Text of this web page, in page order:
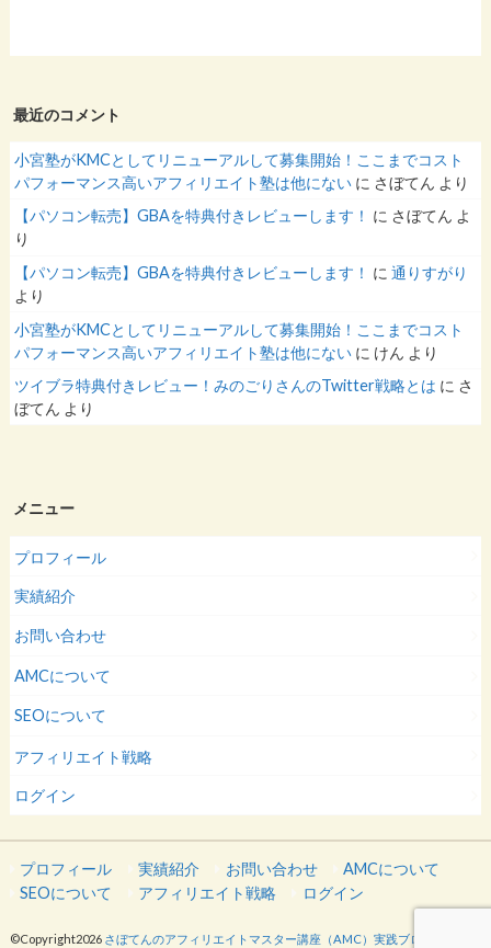
最近のコメント
小宮塾がKMCとしてリニューアルして募集開始！ここまでコスト
パフォーマンス高いアフィリエイト塾は他にない に さぼてん より
【パソコン転売】GBAを特典付きレビューします！ に さぼてん よ
り
【パソコン転売】GBAを特典付きレビューします！ に通りすがり
より
小宮塾がKMCとしてリニューアルして募集開始！ここまでコスト
パフォーマンス高いアフィリエイト塾は他にない に けん より
ツイブラ特典付きレビュー！みのごりさんのTwitter戦略とは に さ
ぼてん より
メニュー
プロフィール
実績紹介
お問い合わせ
AMCについて
SEOについて
アフィリエイト戦略
ログイン
プロフィール 実績紹介 お問い合わせ
AMCについて
SEOについて
アフィリエイト戦略 ログイン
©Copyright2026 さぼてんのアフィリエイトマスター講座（AMC）実践ブログ